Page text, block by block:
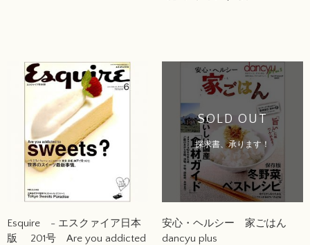
Esquire - エスクァイア日本
版 201号 Are you addicted
SOLD OUT
探求書、承ります！
安心・ヘルシー 家ごはん
dancyu plus